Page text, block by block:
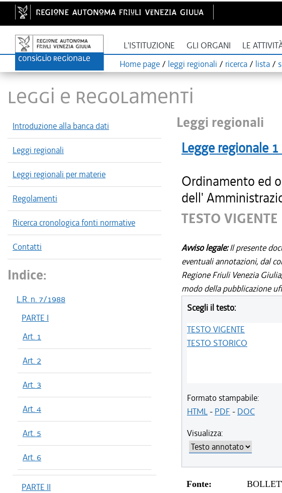
L'ISTITUZIONE GLI ORGANI LE
Home page / leggi regionali / ricerca / lista /
LEGGI E REGOLAMENTI
Introduzione alla banca dati
Leggi regionali
Leggi regionali per materie
Regolamenti
Ricerca cronologica fonti normative
Contatti
Indice:
L.R. n. 7/1988
PARTE I
Art. 1
Art. 2
Art. 3
Art. 4
Art. 5
Art. 6
PARTE II
Leggi regionali
Legge regionale
Ordinamento ed
dell'
TESTO VIGENTE
Avviso legale:Il presente
eventuali annotazioni, dal
Regione Friuli Venezia
modo della pubblicazione
Scegli il testo:
TESTO VIGENTE
TESTO STORICO
Formato stampabile:
HTML- PDF - DOC
Visualizza:
Fonte: